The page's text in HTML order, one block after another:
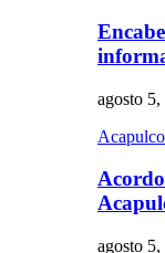
agosto
Acapulco
agosto